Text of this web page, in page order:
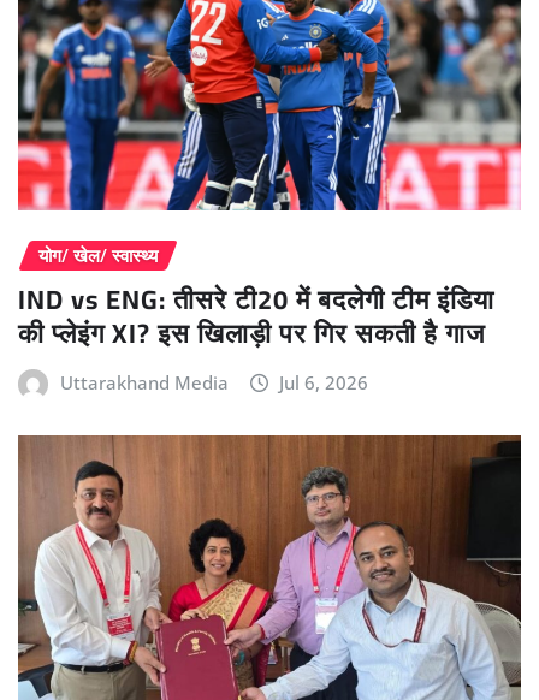
योग/ खेल/ स्वास्थ्य
IND vs ENG: तीसरे टी20 में बदलेगी टीम इंडिया
की प्लेइंग XI? इस खिलाड़ी पर गिर सकती है गाज
Uttarakhand Media Jul 6, 2026